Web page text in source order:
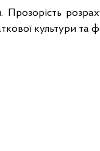
Прозорість
культури